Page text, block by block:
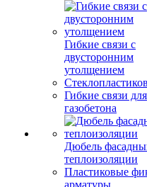
Гибкие связи с
двусторонним
утолщением
Гибкие связи для
газобетона
Дюбель
теплоизоляции
Пластиковые
арматуры